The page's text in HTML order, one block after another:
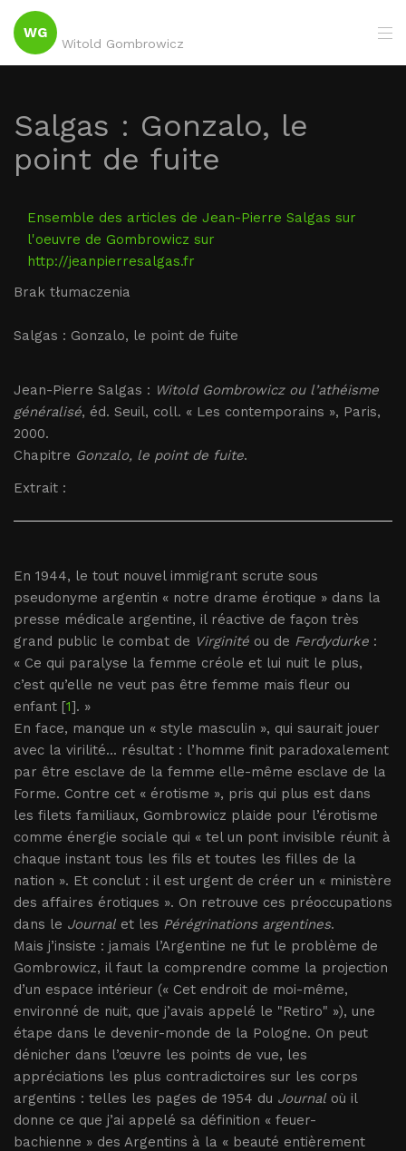
WG
Witold Gombrowicz
Salgas : Gonzalo, le
point de fuite
Ensemble des articles de Jean-Pierre Salgas sur
l'oeuvre de Gombrowicz sur
http://jeanpierresalgas.fr
Brak tłumaczenia
Salgas : Gonzalo, le point de fuite
Jean-Pierre Salgas : Witold Gombrowicz ou l’athéisme
généralisé, éd. Seuil, coll. « Les contemporains », Paris,
2000.
Chapitre Gonzalo, le point de fuite.
Extrait :
En 1944, le tout nouvel immigrant scrute sous
pseudonyme argentin « notre drame érotique » dans la
presse médicale argentine, il réactive de façon très
grand public le combat de Virginité ou de Ferdydurke :
« Ce qui paralyse la femme créole et lui nuit le plus,
c’est qu’elle ne veut pas être femme mais fleur ou
enfant [1]. »
En face, manque un « style masculin », qui saurait jouer
avec la virilité... résultat : l’homme finit paradoxalement
par être esclave de la femme elle-même esclave de la
Forme. Contre cet « érotisme », pris qui plus est dans
les filets familiaux, Gombrowicz plaide pour l’érotisme
comme énergie sociale qui « tel un pont invisible réunit à
chaque instant tous les fils et toutes les filles de la
nation ». Et conclut : il est urgent de créer un « ministère
des affaires érotiques ». On retrouve ces préoccupations
dans le Journal et les Pérégrinations argentines.
Mais j’insiste : jamais l’Argentine ne fut le problème de
Gombrowicz, il faut la comprendre comme la projection
d’un espace intérieur (« Cet endroit de moi-même,
environné de nuit, que j’avais appelé le "Retiro" »), une
étape dans le devenir-monde de la Pologne. On peut
dénicher dans l’œuvre les points de vue, les
appréciations les plus contradictoires sur les corps
argentins : telles les pages de 1954 du Journal où il
donne ce que j’ai appelé sa définition « feuer-
bachienne » des Argentins à la « beauté entièrement